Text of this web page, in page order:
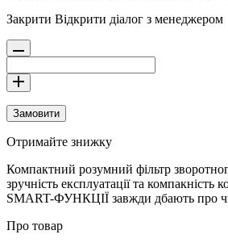
Закрити Відкрити діалог з менеджером
Замовити
Отримайте знижку
Компактний розумний фільтр
зручність експлуатації та
SMART-ФУНКЦІЇ завжди дбають про
Про товар